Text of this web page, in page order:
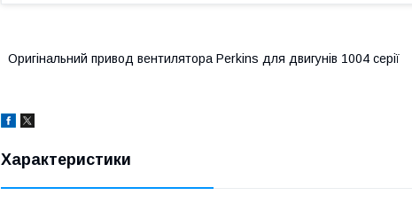
Оригінальний привод вентилятора Perkins для двигунів 1004 серії
Характеристики